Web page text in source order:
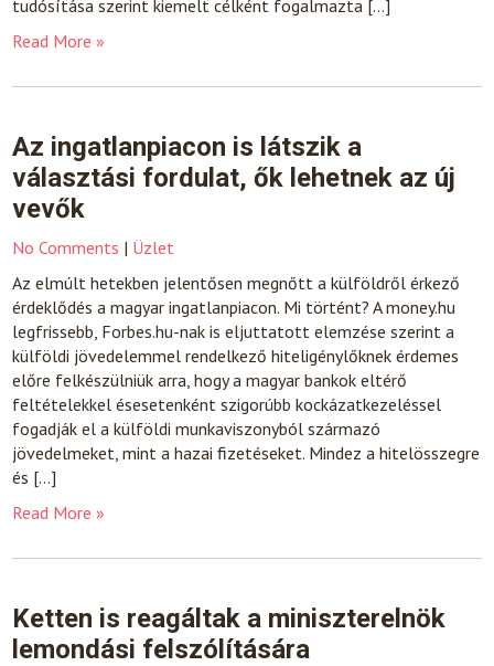
tudósítása szerint kiemelt célként fogalmazta […]
Read More »
Az ingatlanpiacon is látszik a
választási fordulat, ők lehetnek az új
vevők
No Comments | Üzlet
Az elmúlt hetekben jelentősen megnőtt a külföldről érkező
érdeklődés a magyar ingatlanpiacon. Mi történt? A money.hu
legfrissebb, Forbes.hu-nak is eljuttatott elemzése szerint a
külföldi jövedelemmel rendelkező hiteligénylőknek érdemes
előre felkészülniük arra, hogy a magyar bankok eltérő
feltételekkel ésesetenként szigorúbb kockázatkezeléssel
fogadják el a külföldi munkaviszonyból származó
jövedelmeket, mint a hazai fizetéseket. Mindez a hitelösszegre
és […]
Read More »
Ketten is reagáltak a miniszterelnök
lemondási felszólítására